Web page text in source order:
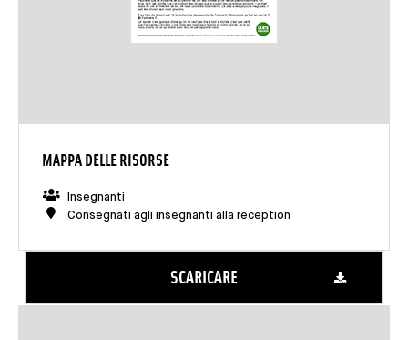
MAPPA DELLE RISORSE
Insegnanti
Consegnati agli insegnanti alla reception
SCARICARE